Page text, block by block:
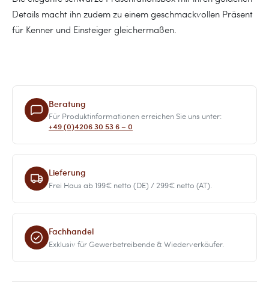
Details macht ihn zudem zu einem geschmackvollen Präsent
für Kenner und Einsteiger gleichermaßen.
Beratung
Für Produktinformationen erreichen Sie uns unter:
+49 (0)4206 30 53 6 – 0
Lieferung
Frei Haus ab 199€ netto (DE) / 299€ netto (AT).
Fachhandel
Exklusiv für Gewerbetreibende & Wiederverkäufer.